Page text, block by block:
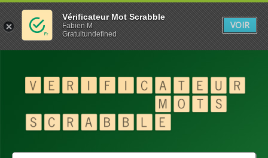
Vérificateur Mot Scrabble
Fabien M
Gratuitundefined
VOIR